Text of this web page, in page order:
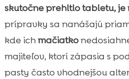
skutočne prehltlo tabletu, je
prípravky sa nanášajú
kde ichmačiatko
majiteľov, ktorí zápasia s
pasty často vhodnejšou